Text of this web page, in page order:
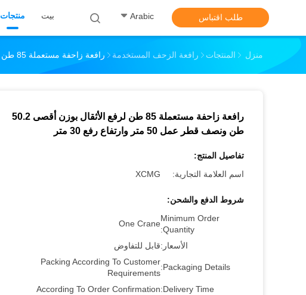
بيت منتجات Arabic طلب اقتباس
منزل المنتجات رافعة الزحف المستخدمة رافعة زاحفة مستعملة 85 طن لرفع الأثقال بوزن أقصى 50.2 طن ونصف قطر عمل 50 متر وارتفاع رفع 30 متر
رافعة زاحفة مستعملة 85 طن لرفع الأثقال بوزن أقصى 50.2
طن ونصف قطر عمل 50 متر وارتفاع رفع 30 متر
تفاصيل المنتج:
اسم العلامة التجارية:
XCMG
شروط الدفع والشحن:
Minimum Order
Quantity:
One Crane
الأسعار:قابل للتفاوض
Packaging Details:
Packing According To Customer
Requirements
Delivery Time:
According To Order Confirmation